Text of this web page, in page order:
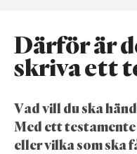
Därför är
skriva ett
Vad vill du ska
Med ett testamente
eller vilka som ska